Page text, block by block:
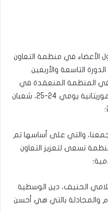
الأعضاء في منظمة التعاون
التاسعة والأربعين
في المنظمة المنعقدة في
نواكشوط بالجمهورية الإسلامية الموريتانية يومي 24-25، شعبان
والتي على أساسها تم
تسعى لتعزيز التعاون
الحنيف، دين الوسطية
والمجادلة بالتي هي أحسن